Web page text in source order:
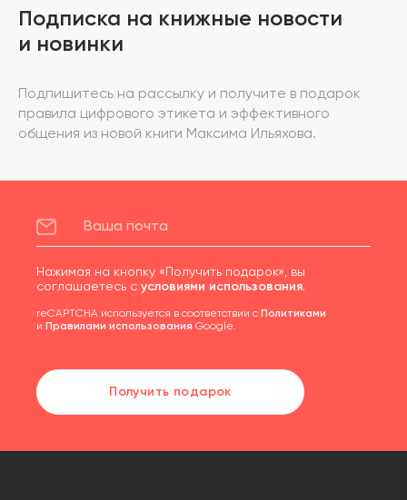
Подписка на книжные новости
и новинки
Подпишитесь на рассылку и получите в подарок
правила цифрового этикета и эффективного
общения из новой книги Максима Ильяхова.
Нажимая на кнопку «Получить подарок», вы
соглашаетесь с условиями использования.
reCAPTCHA используется в соответствии с Политиками
и Правилами использования Google.
Получить подарок